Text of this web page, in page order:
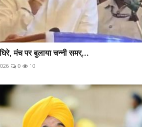
मंच पर बुलाया चन्नी समर्...
0 10